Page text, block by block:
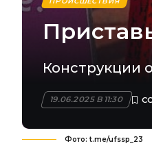
Конструкции
19.06.2025 В 11:30
Фото: t.me/ufssp_23